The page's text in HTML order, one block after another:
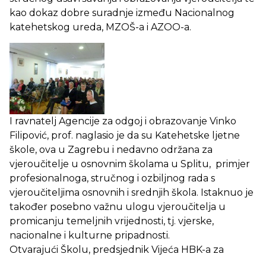
kao dokaz dobre suradnje između Nacionalnog
katehetskog ureda, MZOŠ-a i AZOO-a.
I ravnatelj Agencije za odgoj i obrazovanje Vinko
Filipović, prof. naglasio je da su Katehetske ljetne
škole, ova u Zagrebu i nedavno održana za
vjeroučitelje u osnovnim školama u Splitu, primjer
profesionalnoga, stručnog i ozbiljnog rada s
vjeroučiteljima osnovnih i srednjih škola. Istaknuo je
također posebno važnu ulogu vjeroučitelja u
promicanju temeljnih vrijednosti, tj. vjerske,
nacionalne i kulturne pripadnosti.
Otvarajući Školu, predsjednik Vijeća HBK-a za